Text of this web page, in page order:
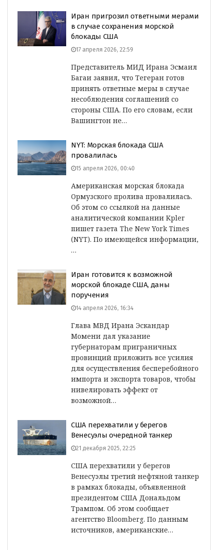
Иран пригрозил ответными мерами
в случае сохранения морской
блокады США
17 апреля 2026, 22:59
Представитель МИД Ирана Эсмаил
Багаи заявил, что Тегеран готов
принять ответные меры в случае
несоблюдения соглашений со
стороны США. По его словам, если
Вашингтон не…
NYT: Морская блокада США
провалилась
15 апреля 2026, 00:40
Американская морская блокада
Ормузского пролива провалилась.
Об этом со ссылкой на данные
аналитической компании Kpler
пишет газета The New York Times
(NYT). По имеющейся информации,
…
Иран готовится к возможной
морской блокаде США, даны
поручения
14 апреля 2026, 16:34
Глава МВД Ирана Эскандар
Момени дал указание
губернаторам приграничных
провинций приложить все усилия
для осуществления бесперебойного
импорта и экспорта товаров, чтобы
нивелировать эффект от
возможной…
США перехватили у берегов
Венесуэлы очередной танкер
21 декабря 2025, 22:25
США перехватили у берегов
Венесуэлы третий нефтяной танкер
в рамках блокады, объявленной
президентом США Дональдом
Трампом. Об этом сообщает
агентство Bloomberg. По данным
источников, американские…